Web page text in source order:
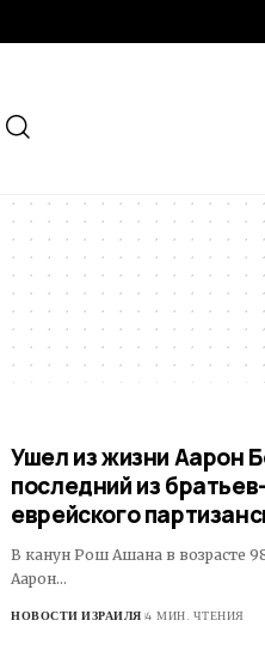
Ушел из жизни Аарон
последний из
еврейского
В канун Рош Ашана в возрасте
Аарон…
НОВОСТИ ИЗРАИЛЯ 4 МИН. ЧТЕНИЯ